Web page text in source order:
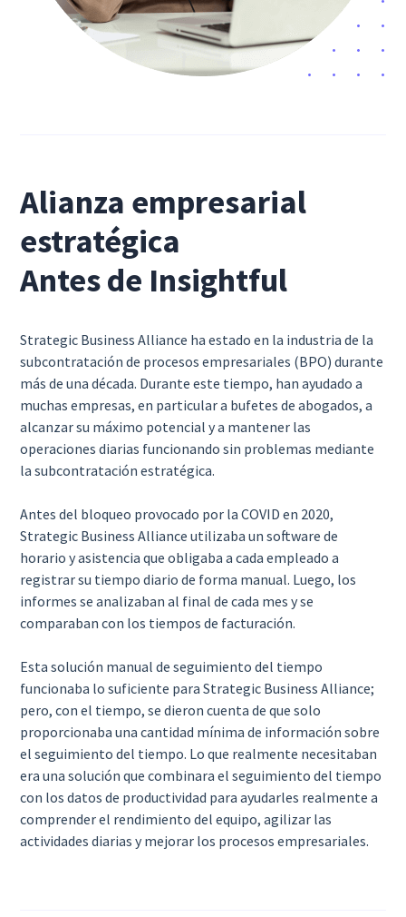
Alianza empresarial
estratégica
Antes de Insightful
Strategic Business Alliance ha estado en la industria de la
subcontratación de procesos empresariales (BPO) durante
más de una década. Durante este tiempo, han ayudado a
muchas empresas, en particular a bufetes de abogados, a
alcanzar su máximo potencial y a mantener las
operaciones diarias funcionando sin problemas mediante
la subcontratación estratégica.
Antes del bloqueo provocado por la COVID en 2020,
Strategic Business Alliance utilizaba un software de
horario y asistencia que obligaba a cada empleado a
registrar su tiempo diario de forma manual. Luego, los
informes se analizaban al final de cada mes y se
comparaban con los tiempos de facturación.
Esta solución manual de seguimiento del tiempo
funcionaba lo suficiente para Strategic Business Alliance;
pero, con el tiempo, se dieron cuenta de que solo
proporcionaba una cantidad mínima de información sobre
el seguimiento del tiempo. Lo que realmente necesitaban
era una solución que combinara el seguimiento del tiempo
con los datos de productividad para ayudarles realmente a
comprender el rendimiento del equipo, agilizar las
actividades diarias y mejorar los procesos empresariales.